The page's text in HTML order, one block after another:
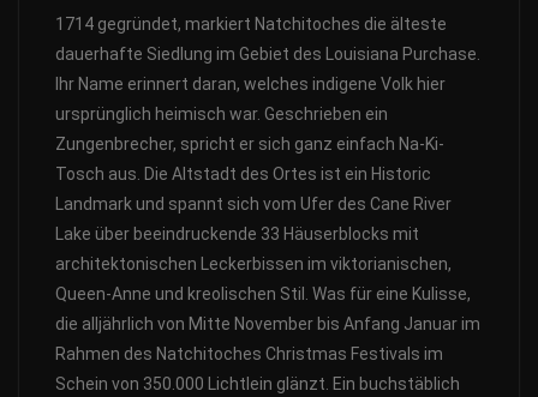
1714 gegründet, markiert Natchitoches die älteste
dauerhafte Siedlung im Gebiet des Louisiana Purchase.
Ihr Name erinnert daran, welches indigene Volk hier
ursprünglich heimisch war. Geschrieben ein
Zungenbrecher, spricht er sich ganz einfach Na-Ki-
Tosch aus. Die Altstadt des Ortes ist ein Historic
Landmark und spannt sich vom Ufer des Cane River
Lake über beeindruckende 33 Häuserblocks mit
architektonischen Leckerbissen im viktorianischen,
Queen-Anne und kreolischen Stil. Was für eine Kulisse,
die alljährlich von Mitte November bis Anfang Januar im
Rahmen des Natchitoches Christmas Festivals im
Schein von 350.000 Lichtlein glänzt. Ein buchstäblich